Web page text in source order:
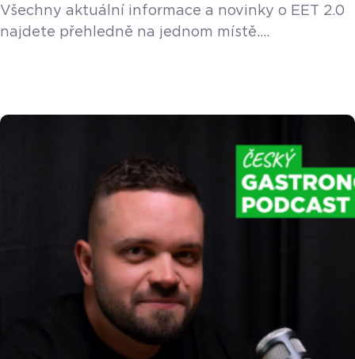
Všechny aktuální informace a novinky o EET 2.0
najdete přehledně na jednom místě.
schválen! Předloha tak nyní leží v Senátu, kde ji
evidence přinese méně odesílaných dat státu,
konec povinných papírových účtenek
i informačních cedulí, a naopak řadu daňových